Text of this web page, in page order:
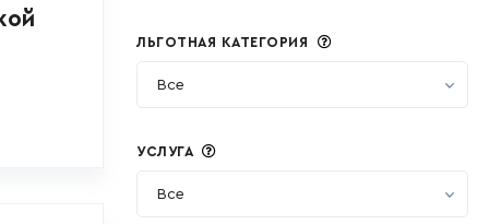
ЛЬГОТНАЯ КАТЕГОРИЯ
Все
УСЛУГА
Все